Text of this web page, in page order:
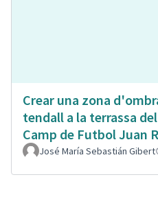
Crear una zona
tendall a la terrassa
Camp de Futbol Juan
José María Sebastián Gibert